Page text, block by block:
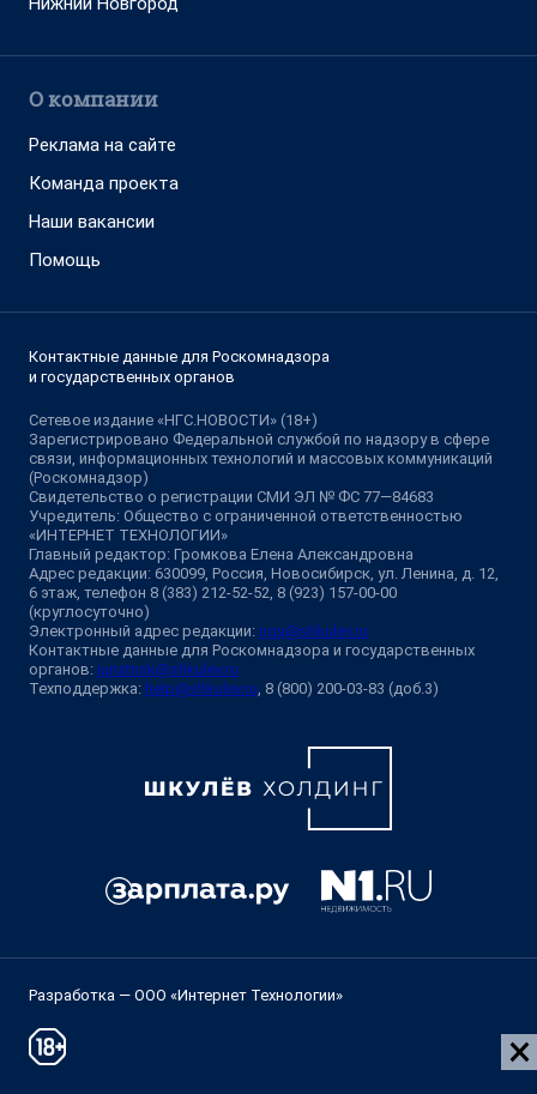
О компании
Реклама на сайте
Команда проекта
Наши вакансии
Помощь
Контактные данные для Роскомнадзора
и государственных органов
Сетевое издание «НГС.НОВОСТИ» (18+)
Зарегистрировано Федеральной службой по надзору в сфере
связи, информационных технологий и массовых коммуникаций
(Роскомнадзор)
Свидетельство о регистрации СМИ ЭЛ № ФС 77—84683
Учредитель: Общество с ограниченной ответственностью
«ИНТЕРНЕТ ТЕХНОЛОГИИ»
Главный редактор: Громкова Елена Александровна
Адрес редакции: 630099, Россия, Новосибирск, ул. Ленина, д. 12,
6 этаж, телефон 8 (383) 212-52-52, 8 (923) 157-00-00
(круглосуточно)
Электронный адрес редакции: ngs@shkulev.ru
Контактные данные для Роскомнадзора и государственных
органов: juristnsk@shkulev.ru
Техподдержка: help@shkulev.ru , 8 (800) 200-03-83 (доб.3)
Разработка — ООО «Интернет Технологии»